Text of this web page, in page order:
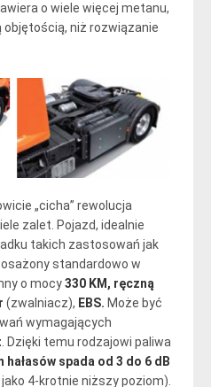
o wiele więcej metanu,
objętością, niż rozwiązanie
„cicha” rewolucja
zalet. Pojazd, idealnie
takich zastosowań jak
standardowo w
o mocy330 KM, ręczną
(zwalniacz), EBS. Może być
wymagających
. Dzięki temu rodzajowi paliwa
hałasów spada od 3 do 6 dB
4-krotnie niższy poziom).